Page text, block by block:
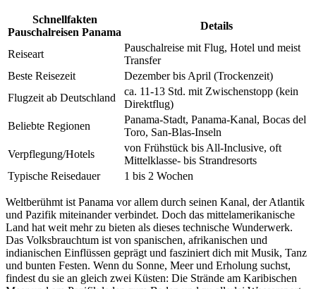
Schnellfakten
Pauschalreisen Panama
Details
Reiseart
Pauschalreise mit Flug, Hotel und meist
Transfer
Beste Reisezeit
Dezember bis April (Trockenzeit)
Flugzeit ab Deutschland
ca. 11-13 Std. mit Zwischenstopp (kein
Direktflug)
Beliebte Regionen
Panama-Stadt, Panama-Kanal, Bocas del
Toro, San-Blas-Inseln
Verpflegung/Hotels
von Frühstück bis All-Inclusive, oft
Mittelklasse- bis Strandresorts
Typische Reisedauer
1 bis 2 Wochen
Weltberühmt ist Panama vor allem durch seinen Kanal, der Atlantik
und Pazifik miteinander verbindet. Doch das mittelamerikanische
Land hat weit mehr zu bieten als dieses technische Wunderwerk.
Das Volksbrauchtum ist von spanischen, afrikanischen und
indianischen Einflüssen geprägt und fasziniert dich mit Musik, Tanz
und bunten Festen. Wenn du Sonne, Meer und Erholung suchst,
findest du sie an gleich zwei Küsten: Die Strände am Karibischen